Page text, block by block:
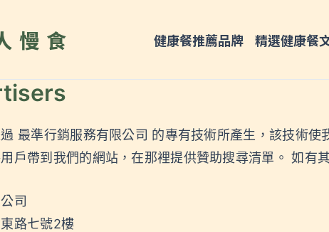
慢食 健康餐推薦品牌 精選健康餐
最準行銷服務有限公司 的專有技術所產生，該技術
戶帶到我們的網站，在那裡提供贊助搜尋清單。 如有
司
路七號2樓